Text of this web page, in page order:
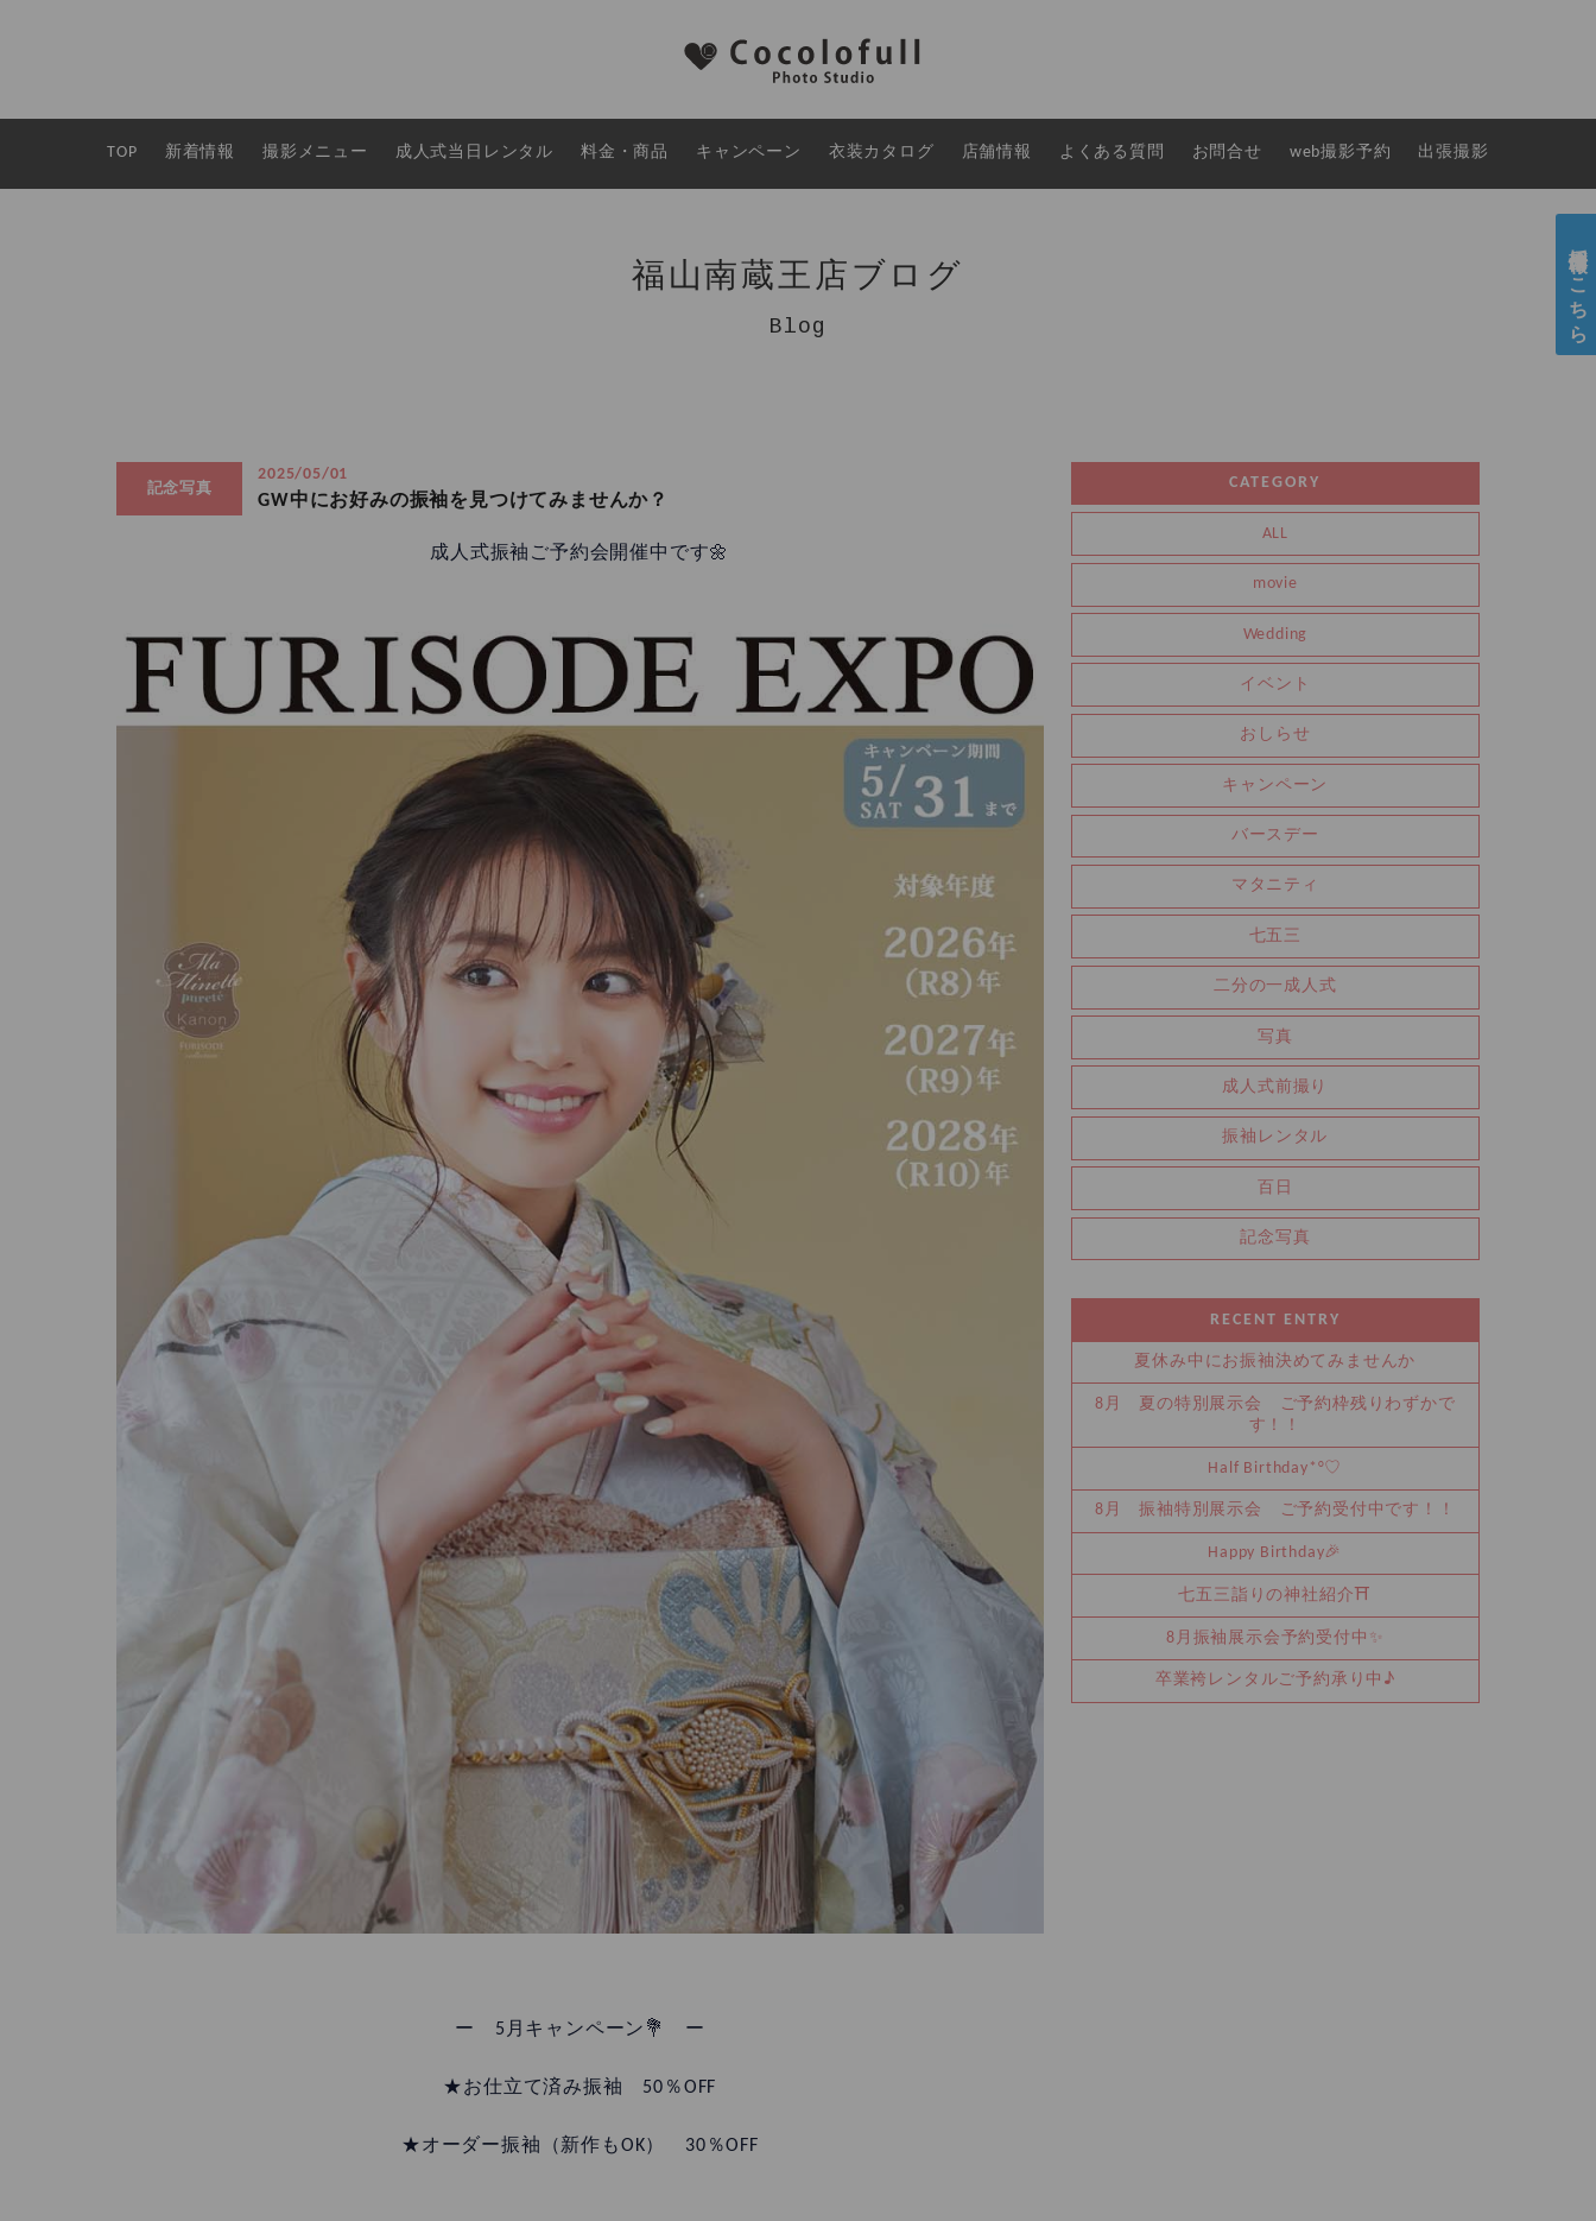
TOP 新着情報 撮影メニュー 成人式当日レンタル 料金・商品 キャンペーン 衣装カタログ 店舗情報 よくある質問 お問合せ web撮影予約 出張撮影
福山南蔵王店ブログ
Blog
記念写真
2025/05/01
GW中にお好みの振袖を見つけてみませんか？
成人式振袖ご予約会開催中です🌼
ー 5月キャンペーン💐 ー
★お仕立て済み振袖 50％OFF
★オーダー振袖（新作もOK） 30％OFF
CATEGORY
ALL
movie
Wedding
イベント
おしらせ
キャンペーン
バースデー
マタニティ
七五三
二分の一成人式
写真
成人式前撮り
振袖レンタル
百日
記念写真
RECENT ENTRY
夏休み中にお振袖決めてみませんか
8月 夏の特別展示会 ご予約枠残りわずかで
す！！
Half Birthday‪‪*°♡
8月 振袖特別展示会 ご予約受付中です！！
Happy Birthday🎉
七五三詣りの神社紹介⛩️
8月振袖展示会予約受付中✨
卒業袴レンタルご予約承り中♪
採用情報はこちら